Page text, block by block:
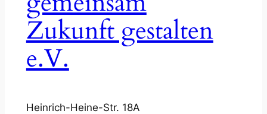
Zukunft gestalten
e.V.
Heinrich-Heine-Str. 18A